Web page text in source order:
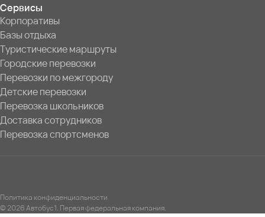
Сервисы
Корпоративы
Базы отдыха
Туристические маршруты
Городские перевозки
Перевозки по межгороду
Детские перевозки
Перевозка школьников
Доставка сотрудников
Перевозка спортсменов
Политика конфиденциальности
© 2026 Автобус1. Первая федеральная компания.